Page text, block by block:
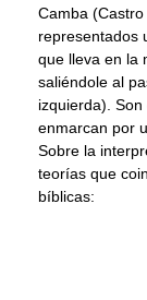
Camba
representados
que lleva en la
saliéndole al
izquierda).
enmarcan por
Sobre la
teorías que
bíblicas: